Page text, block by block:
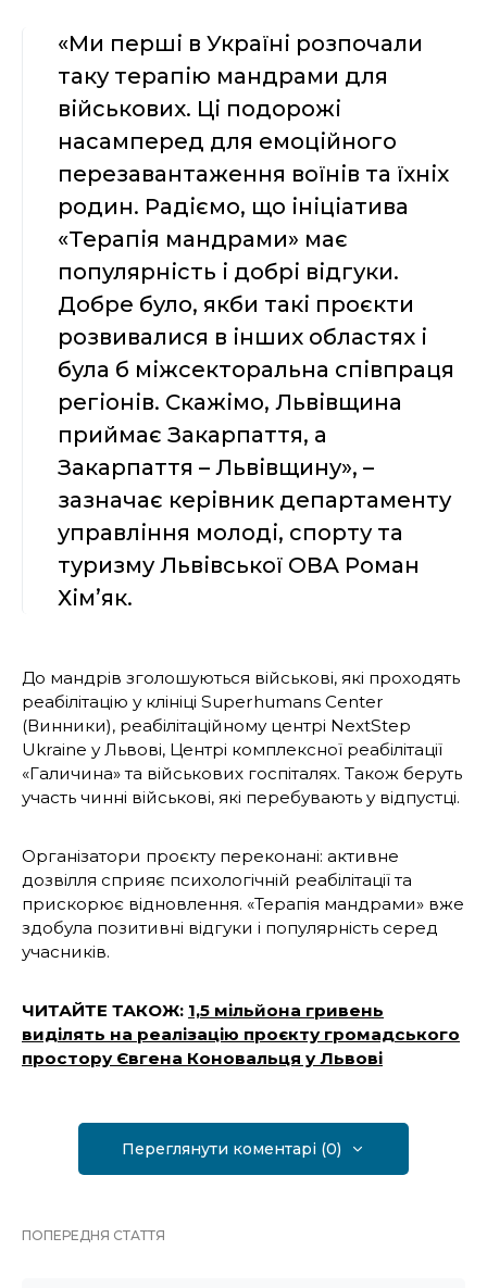
«Ми перші в Україні розпочали
таку терапію мандрами для
військових. Ці подорожі
насамперед для емоційного
перезавантаження воїнів та їхніх
родин. Радіємо, що ініціатива
«Терапія мандрами» має
популярність і добрі відгуки.
Добре було, якби такі проєкти
розвивалися в інших областях і
була б міжсекторальна співпраця
регіонів. Скажімо, Львівщина
приймає Закарпаття, а
Закарпаття – Львівщину», –
зазначає керівник департаменту
управління молоді, спорту та
туризму Львівської ОВА Роман
Хімʼяк.
До мандрів зголошуються військові, які проходять
реабілітацію у клініці Superhumans Center
(Винники), реабілітаційному центрі NextStep
Ukraine у Львові, Центрі комплексної реабілітації
«Галичина» та військових госпіталях. Також беруть
участь чинні військові, які перебувають у відпустці.
Організатори проєкту переконані: активне
дозвілля сприяє психологічній реабілітації та
прискорює відновлення. «Терапія мандрами» вже
здобула позитивні відгуки і популярність серед
учасників.
ЧИТАЙТЕ ТАКОЖ: 1,5 мільйона гривень
виділять на реалізацію проєкту громадського
простору Євгена Коновальця у Львові
Переглянути коментарі (0)
ПОПЕРЕДНЯ СТАТТЯ